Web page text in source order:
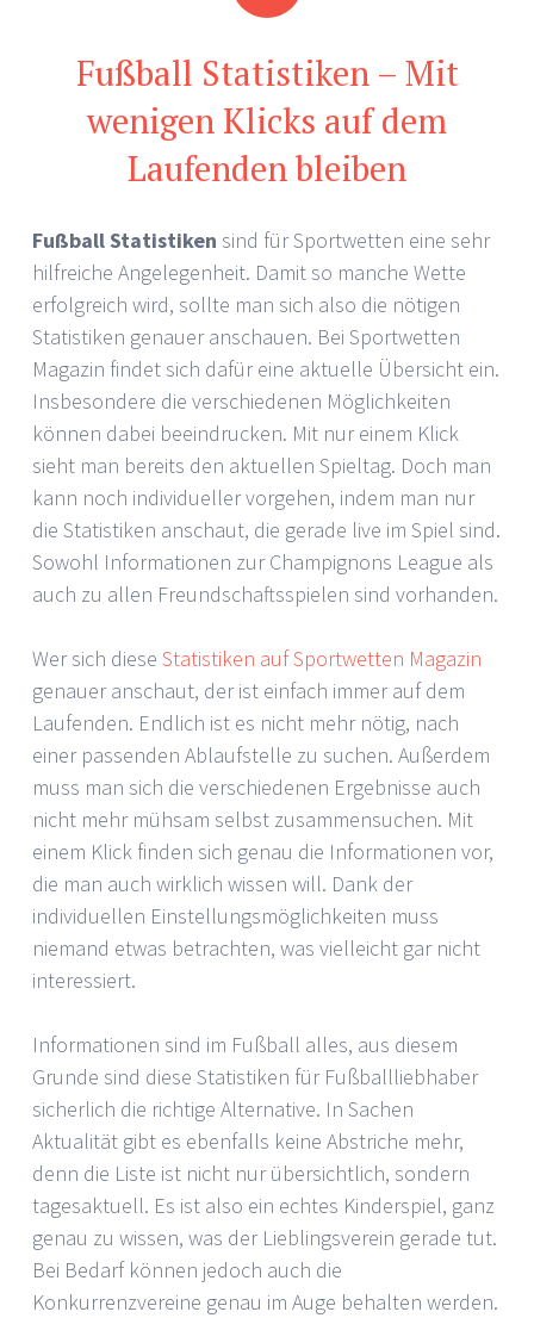
Fußball Statistiken – Mit
wenigen Klicks auf dem
Laufenden bleiben
Fußball Statistiken sind für Sportwetten eine sehr
hilfreiche Angelegenheit. Damit so manche Wette
erfolgreich wird, sollte man sich also die nötigen
Statistiken genauer anschauen. Bei Sportwetten
Magazin findet sich dafür eine aktuelle Übersicht ein.
Insbesondere die verschiedenen Möglichkeiten
können dabei beeindrucken. Mit nur einem Klick
sieht man bereits den aktuellen Spieltag. Doch man
kann noch individueller vorgehen, indem man nur
die Statistiken anschaut, die gerade live im Spiel sind.
Sowohl Informationen zur Champignons League als
auch zu allen Freundschaftsspielen sind vorhanden.
Wer sich diese Statistiken auf Sportwetten Magazin
genauer anschaut, der ist einfach immer auf dem
Laufenden. Endlich ist es nicht mehr nötig, nach
einer passenden Ablaufstelle zu suchen. Außerdem
muss man sich die verschiedenen Ergebnisse auch
nicht mehr mühsam selbst zusammensuchen. Mit
einem Klick finden sich genau die Informationen vor,
die man auch wirklich wissen will. Dank der
individuellen Einstellungsmöglichkeiten muss
niemand etwas betrachten, was vielleicht gar nicht
interessiert.
Informationen sind im Fußball alles, aus diesem
Grunde sind diese Statistiken für Fußballliebhaber
sicherlich die richtige Alternative. In Sachen
Aktualität gibt es ebenfalls keine Abstriche mehr,
denn die Liste ist nicht nur übersichtlich, sondern
tagesaktuell. Es ist also ein echtes Kinderspiel, ganz
genau zu wissen, was der Lieblingsverein gerade tut.
Bei Bedarf können jedoch auch die
Konkurrenzvereine genau im Auge behalten werden.